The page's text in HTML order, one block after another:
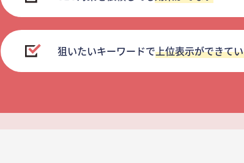
狙いたいキーワードで上位表示ができて